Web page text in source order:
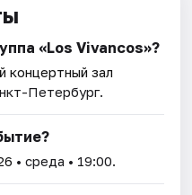
«Los Vivancos»?
концертный зал
Петербург.
• среда • 19:00.